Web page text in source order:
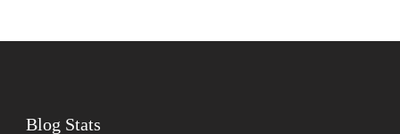
Blog Stats